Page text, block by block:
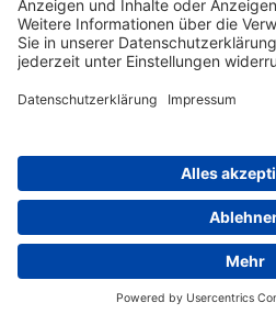
Versandpartner
Zahlungsarten
Leopoldstr. 4, 95615 Marktredwitz •
(0)9231 4199 • E-Mail:
© Heintges Lehr- und
Theme & Design